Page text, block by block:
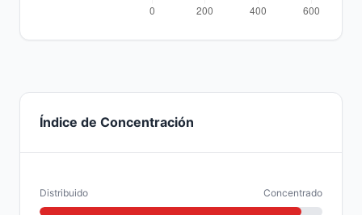
Índice de Concentración
Distribuido Concentrado